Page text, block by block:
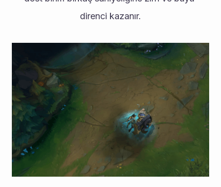
direnci kazanır.